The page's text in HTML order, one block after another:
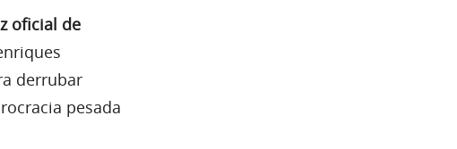
oficial de
derrubar
pesada